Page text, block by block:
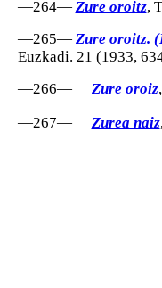
—264— Zure oroitz,
—265— Zure oroitz.
Euzkadi. 21 (1933,
—266—
Zure oroiz
—267—
Zurea naiz